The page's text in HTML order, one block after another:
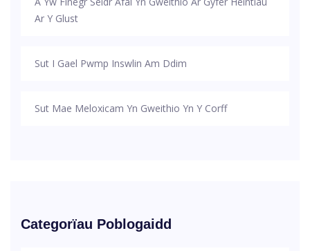
Ar Y Glust
Sut I Gael Pwmp Inswlin Am Ddim
Sut Mae Meloxicam Yn Gweithio Yn Y Corff
Categorïau Poblogaidd